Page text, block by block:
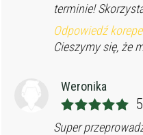
terminie!
Odpowiedź
Cieszymy się, że
Weronika
Super